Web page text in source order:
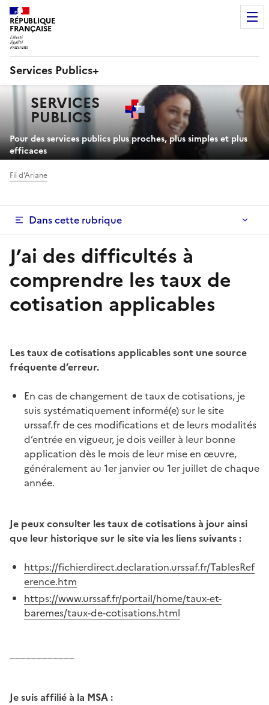
RÉPUBLIQUE
FRANÇAISE
Services Publics+
principaleSERVICES
PUBLICS+
Pour des services publics plus proches, plus simples et plus
efficaces
Fil d'Ariane
Dans cette rubrique
J’ai des difficultés à
comprendre les taux de
cotisation applicables
Les taux de cotisations applicables sont une source
fréquente d’erreur.
En cas de changement de taux de cotisations, je
suis systématiquement informé(e) sur le site
urssaf.fr de ces modifications et de leurs modalités
d’entrée en vigueur, je dois veiller à leur bonne
application dès le mois de leur mise en œuvre,
généralement au 1er janvier ou 1er juillet de chaque
année.
Je peux consulter les taux de cotisations à jour ainsi
que leur historique sur le site via les liens suivants :
https://fichierdirect.declaration.urssaf.fr/TablesRef
erence.htm
https://www.urssaf.fr/portail/home/taux-et-
baremes/taux-de-cotisations.html
Je suis affilié à la MSA :